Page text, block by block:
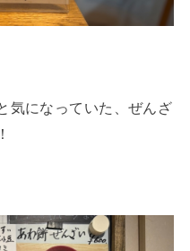
気になっていた、ぜんざ